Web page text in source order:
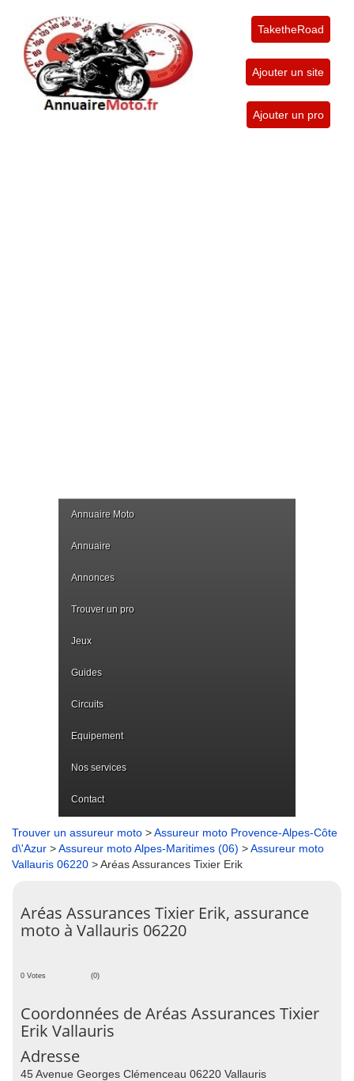
TaketheRoad
Ajouter un site
Ajouter un pro
Annuaire Moto
Annuaire
Annonces
Trouver un pro
Jeux
Guides
Circuits
Equipement
Nos services
Contact
Trouver un assureur moto >Assureur moto Provence-Alpes-Côte
d\'Azur >Assureur moto Alpes-Maritimes (06) >Assureur moto
Vallauris 06220 > Aréas Assurances Tixier Erik
Aréas Assurances Tixier Erik, assurance
moto à Vallauris 06220
0 Votes (0)
Coordonnées de Aréas Assurances Tixier
Erik Vallauris
Adresse
45 Avenue Georges Clémenceau 06220 Vallauris